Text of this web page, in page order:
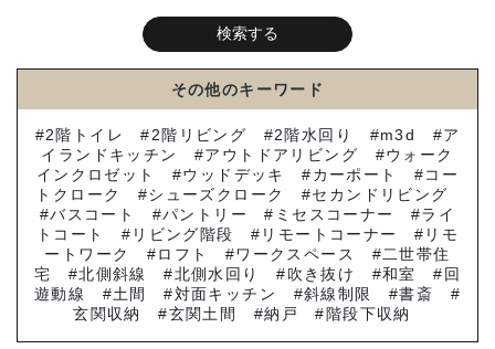
その他のキーワード
2階トイレ 2階リビング 2階水回り m3d
ア
イランドキッチン
アウトドアリビング
ウォーク
インクロゼット
ウッドデッキ カーポート
コー
トクローク
シューズクローク
セカンドリビング
バスコート
パントリー ミセスコーナー
ライ
トコート
リビング階段 リモートコーナー
リモ
ートワーク
ロフト ワークスペース
二世帯住
宅
北側斜線 北側水回り 吹き抜け 和室
回
遊動線
土間 対面キッチン 斜線制限
書斎
玄関収納
玄関土間 納戸 階段下収納